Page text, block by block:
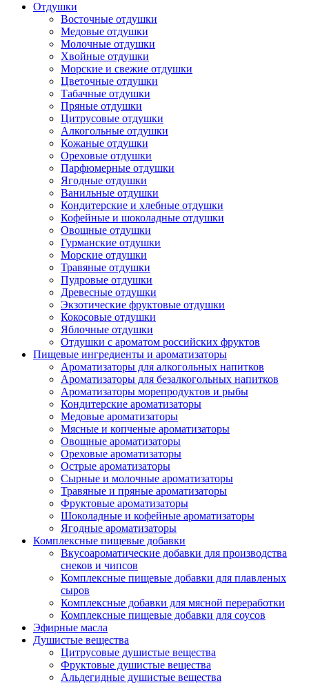
Отдушки
Восточные отдушки
Медовые отдушки
Молочные отдушки
Хвойные отдушки
Морские и свежие отдушки
Цветочные отдушки
Табачные отдушки
Пряные отдушки
Цитрусовые отдушки
Алкогольные отдушки
Кожаные отдушки
Ореховые отдушки
Парфюмерные отдушки
Ягодные отдушки
Ванильные отдушки
Кондитерские и хлебные отдушки
Кофейные и шоколадные отдушки
Овощные отдушки
Гурманские отдушки
Морские отдушки
Травяные отдушки
Пудровые отдушки
Древесные отдушки
Экзотические фруктовые отдушки
Кокосовые отдушки
Яблочные отдушки
Отдушки с ароматом российских фруктов
Пищевые ингредиенты и ароматизаторы
Ароматизаторы для алкогольных напитков
Ароматизаторы для безалкогольных напитков
Ароматизаторы морепродуктов и рыбы
Кондитерские ароматизаторы
Медовые ароматизаторы
Мясные и копченые ароматизаторы
Овощные ароматизаторы
Ореховые ароматизаторы
Острые ароматизаторы
Сырные и молочные ароматизаторы
Травяные и пряные ароматизаторы
Фруктовые ароматизаторы
Шоколадные и кофейные ароматизаторы
Ягодные ароматизаторы
Комплексные пищевые добавки
Вкусоароматические добавки для производства
снеков и чипсов
Комплексные пищевые добавки для плавленых
сыров
Комплексные добавки для мясной переработки
Комплексные пищевые добавки для соусов
Эфирные масла
Душистые вещества
Цитрусовые душистые вещества
Фруктовые душистые вещества
Альдегидные душистые вещества